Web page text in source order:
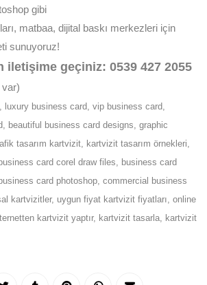
gibi
matbaa, dijital baskı merkezleri için
sunuyoruz!
iletişime geçiniz: 0539 427 2055
luxury business card, vip business card,
beautiful business card designs, graphic
tasarım kartvizit, kartvizit tasarım örnekleri,
card corel draw files, business card
card photoshop, commercial business
kartvizitler, uygun fiyat kartvizit fiyatları, online
kartvizit yaptır, kartvizit tasarla, kartvizit